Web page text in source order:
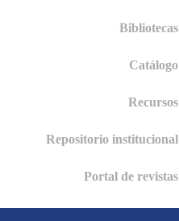
Bibliotecas
Catálogo
Recursos
Repositorio institucional
Portal de revistas